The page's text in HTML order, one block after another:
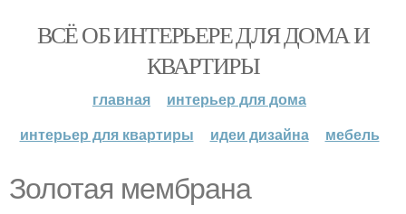
ВСЁ ОБ ИНТЕРЬЕРЕ ДЛЯ ДОМА И
КВАРТИРЫ
главная
интерьер для дома
интерьер для квартиры
идеи дизайна мебель
Золотая мембрана